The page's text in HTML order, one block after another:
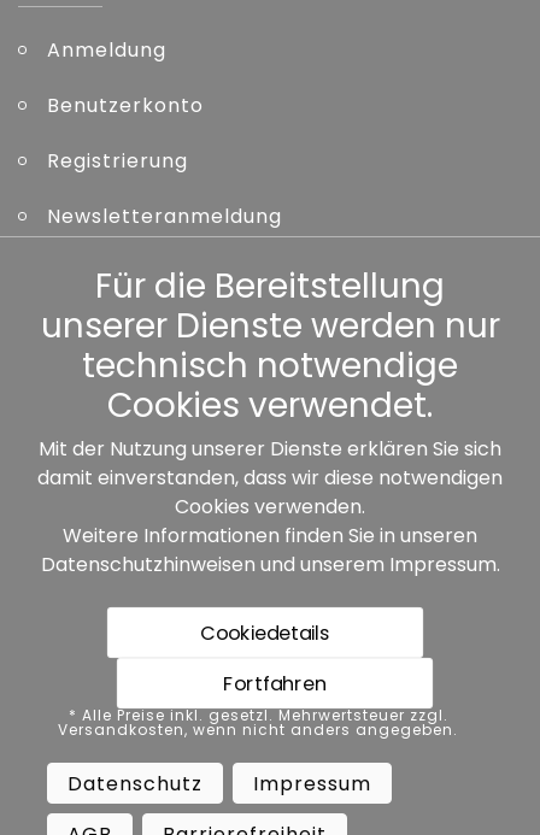
Anmeldung
Benutzerkonto
Registrierung
Newsletteranmeldung
Kennwort vergessen
Sonstiges
Unsere Partner:
* Alle Preise inkl. gesetzl. Mehrwertsteuer zzgl.
Versandkosten, wenn nicht anders angegeben.
Datenschutz Impressum
Barrierefreiheit
Vertrag widerrufen
Für die Bereitstellung
unserer Dienste werden nur
technisch notwendige
Cookies verwendet.
Mit der Nutzung unserer Dienste erklären Sie sich
damit einverstanden, dass wir diese notwendigen
Cookies verwenden.
Weitere Informationen finden Sie in unseren
Datenschutzhinweisen und unserem Impressum.
Cookiedetails
Fortfahren
* Alle Preise inkl. gesetzl. Mehrwertsteuer zzgl.
Versandkosten, wenn nicht anders angegeben.
Datenschutz
Impressum